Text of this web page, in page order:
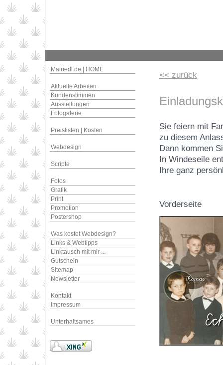
Mairiedl.de | HOME
Aktuelle Arbeiten
Kundenstimmen
Ausstellungen
Fotogalerie
Preislisten | Kosten
Webdesign
Scripte
Fotos
Grafik
Print
Promotion
Postershop
Was kostet Webdesign?
Links & Webtipps
Linktausch mit mir ...
Gutschein
Sitemap
Newsletter
Kontakt
Impressum
Unterhaltsames
<< zurück
Sie feiern mit
zu diesem
Dann kommen
In Windeseile
Ihre ganz
Vorderseite